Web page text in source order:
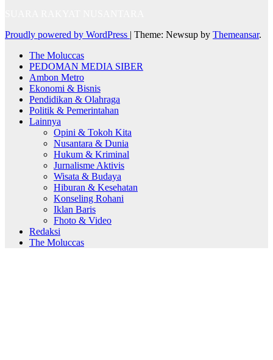
Proudly powered by WordPress | Theme: Newsup by Themeansar.
The Moluccas
PEDOMAN MEDIA SIBER
Ambon Metro
Ekonomi & Bisnis
Pendidikan & Olahraga
Politik & Pemerintahan
Lainnya
Opini & Tokoh Kita
Nusantara & Dunia
Hukum & Kriminal
Jurnalisme Aktivis
Wisata & Budaya
Hiburan & Kesehatan
Konseling Rohani
Iklan Baris
Fhoto & Video
Redaksi
The Moluccas